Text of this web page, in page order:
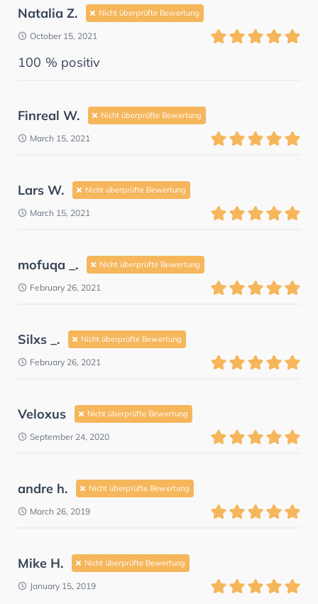
Natalia Z. Nicht überprüfte Bewertung
October 15, 2021
100 % positiv
Finreal W. Nicht überprüfte Bewertung
March 15, 2021
Lars W. Nicht überprüfte Bewertung
March 15, 2021
mofuqa _. Nicht überprüfte Bewertung
February 26, 2021
Silxs _. Nicht überprüfte Bewertung
February 26, 2021
Veloxus Nicht überprüfte Bewertung
September 24, 2020
andre h. Nicht überprüfte Bewertung
March 26, 2019
Mike H. Nicht überprüfte Bewertung
January 15, 2019